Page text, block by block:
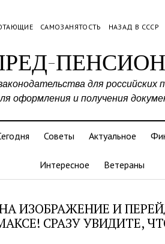
САМОЗАНЯТОСТЬ НАЗАД В СССР
для российских
оформления и получения
Советы Актуальное
Интересное Ветераны
ИЗОБРАЖЕНИЕ И
СРАЗУ УВИДИТЕ,